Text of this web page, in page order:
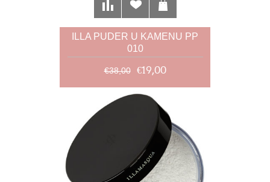
ILLA PUDER U KAMENU PP
010
€38,00 €19,00